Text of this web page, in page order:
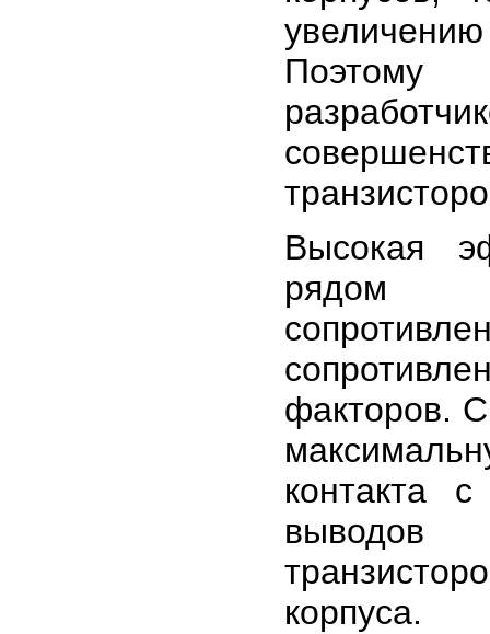
Поэтому
Высокая
рядом
факторов.
контакта
выводов
корпуса.